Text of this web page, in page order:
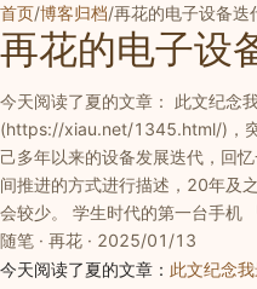
首页/博客归档/再花的电子设备迭
再花的电子设
今天阅读了夏的文章： 此文纪念
(https://xiau.net/1345.html/)，
己多年以来的设备发展迭代，回
间推进的方式进行描述，20年及
会较少。 学生时代的第一台手机
随笔 · 再花 · 2025/01/13
今天阅读了夏的文章： 此文纪念